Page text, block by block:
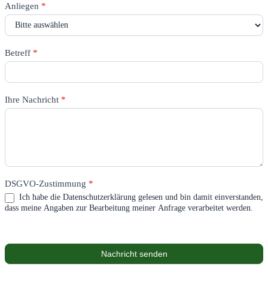
Anliegen *
Betreff *
Ihre Nachricht *
DSGVO-Zustimmung *
dass meine Angaben zur Bearbeitung meiner Anfrage verarbeitet werden.
Nachricht senden